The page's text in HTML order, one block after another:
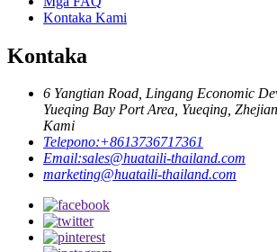
Kontaka Kami
Kontaka
6 Yangtian Road, Lingang Economic
Yueqing Bay Port Area, Yueqing,
Kami
Telepono:+8613736717361
Email:sales@huataili-thailand.com
marketing@huataili-thailand.com